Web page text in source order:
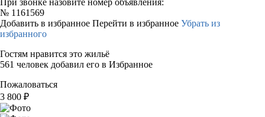
При звонке назовите номер объявления:
№ 1161569
Добавить в избранное Перейти в избранное Убрать из
избранного
Гостям нравится это жильё
561 человек добавил его в Избранное
Пожаловаться
3 800 ₽